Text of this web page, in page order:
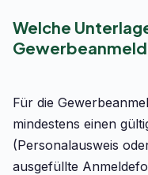
Welche
Für die
mindestens einen
(Personalausweis
ausgefüllte